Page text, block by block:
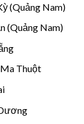
(Quảng Nam)
(Quảng Nam)
Thuột